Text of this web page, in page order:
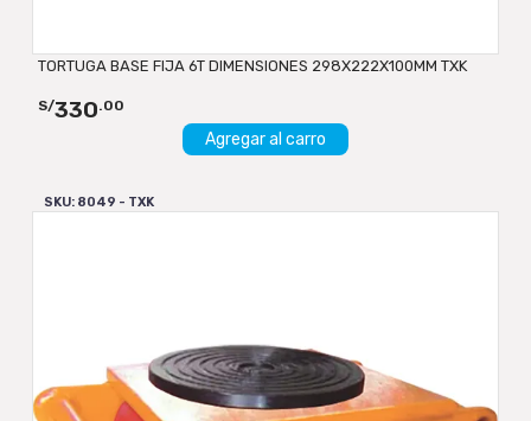
TORTUGA BASE FIJA 6T DIMENSIONES 298X222X100MM TXK
S/330.00
Agregar al carro
SKU: 8049 - TXK